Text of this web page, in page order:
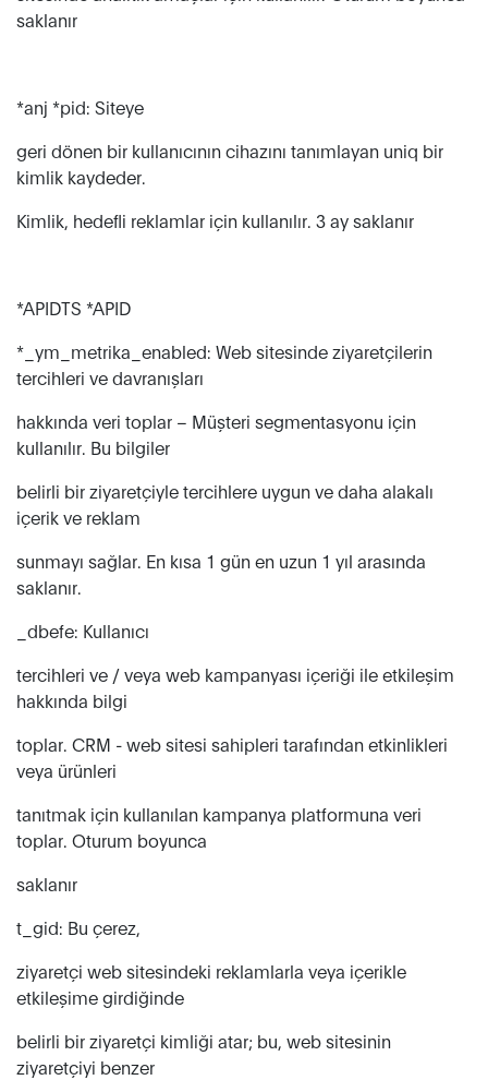
saklanır
*anj *pid: Siteye
geri dönen bir kullanıcının cihazını tanımlayan uniq bir
kimlik kaydeder.
Kimlik, hedefli reklamlar için kullanılır. 3 ay saklanır
*APIDTS *APID
*_ym_metrika_enabled: Web sitesinde ziyaretçilerin
tercihleri ​​ve davranışları
hakkında veri toplar – Müşteri segmentasyonu için
kullanılır. Bu bilgiler
belirli bir ziyaretçiyle tercihlere uygun ve daha alakalı
içerik ve reklam
sunmayı sağlar. En kısa 1 gün en uzun 1 yıl arasında
saklanır.
_dbefe: Kullanıcı
tercihleri ​​ve / veya web kampanyası içeriği ile etkileşim
hakkında bilgi
toplar. CRM - web sitesi sahipleri tarafından etkinlikleri
veya ürünleri
tanıtmak için kullanılan kampanya platformuna veri
toplar. Oturum boyunca
saklanır
t_gid: Bu çerez,
ziyaretçi web sitesindeki reklamlarla veya içerikle
etkileşime girdiğinde
belirli bir ziyaretçi kimliği atar; bu, web sitesinin
ziyaretçiyi benzer